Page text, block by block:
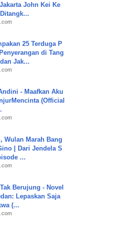
John Kei Ke
25 Terduga P
di Tang
Jak...
- Maafkan Aku
(Official
Wulan Marah Bang
| Dari Jendela S
...
Berujung - Novel
Lepaskan Saja
(...